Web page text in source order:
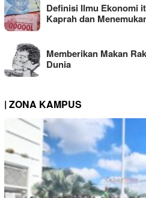
Definisi Ilmu Ekonomi
Kaprah dan
Memberikan Makan
Dunia
| ZONA KAMPUS